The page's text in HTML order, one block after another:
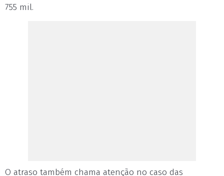
755 mil.
O atraso também chama atenção no caso das